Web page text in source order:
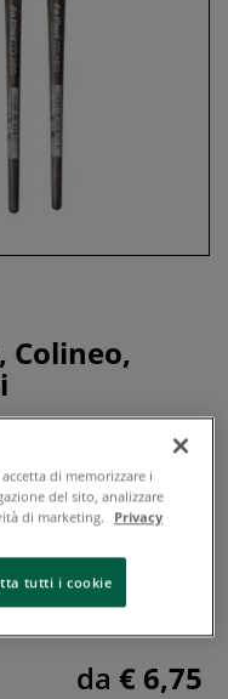
Colineo,
speciali del pelo di
fibre sintetiche. Un
unica di questo
ultimi anni è
da V...
da € 6,75
di memorizzare i
del sito, analizzare
di marketing.
Privacy
tutti i cookie